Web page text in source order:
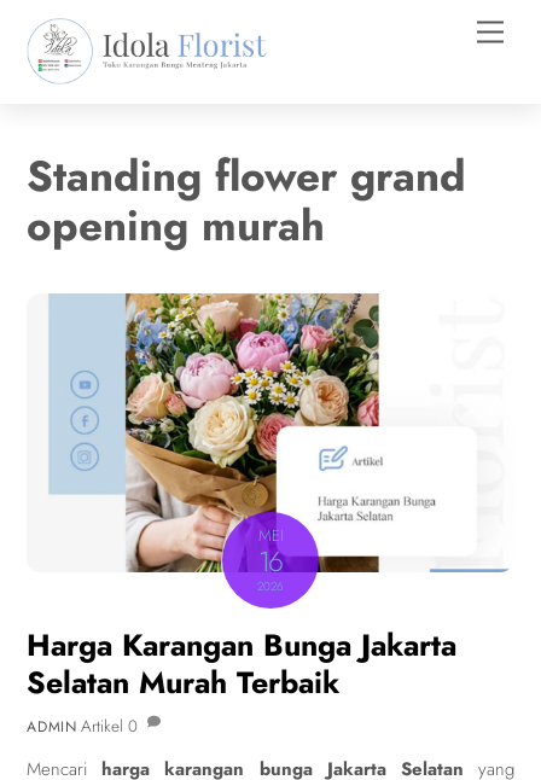
content
Standing flower grand
opening murah
MEI
16
2026
Harga Karangan Bunga Jakarta
Selatan Murah Terbaik
ADMIN Artikel 0
Mencari harga karangan bunga Jakarta Selatan yang